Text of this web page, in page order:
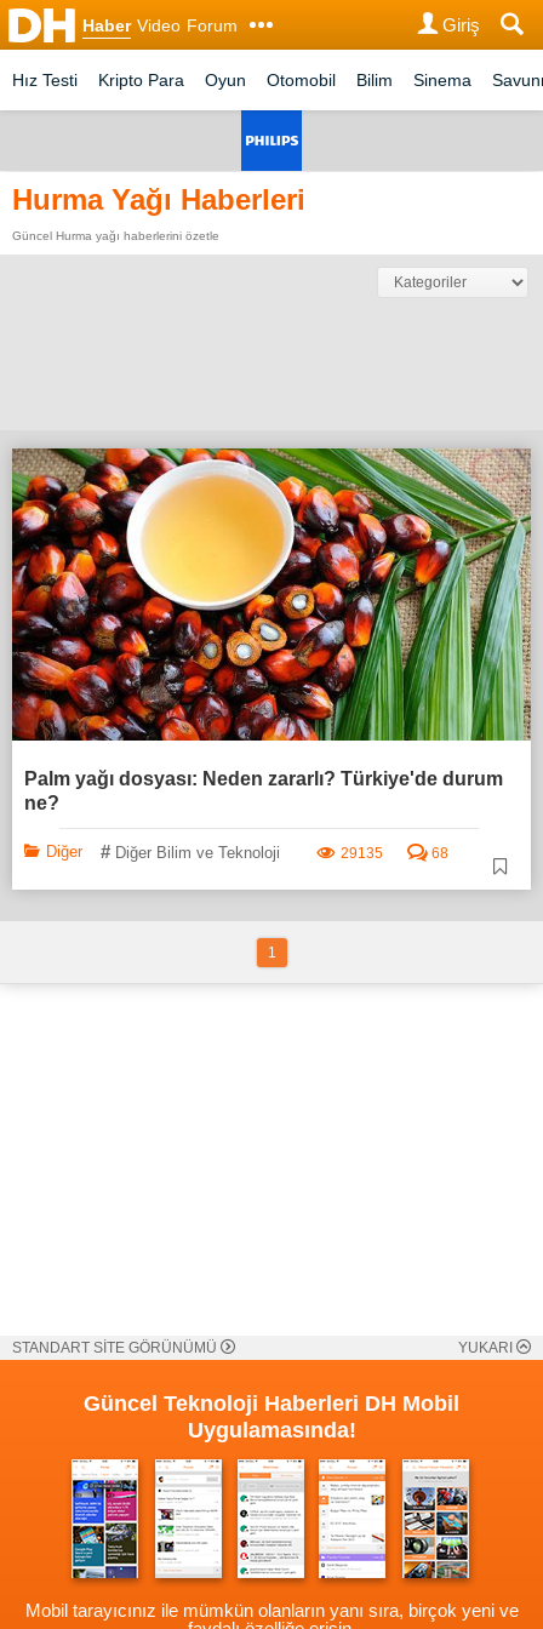
Haber Video Forum Giriş
Hız Testi Kripto Para Oyun Otomobil Bilim Sinema
Hurma Yağı Haberleri
Güncel Hurma yağı haberlerini özetle
Palm yağı dosyası: Neden zararlı? Türkiye'de durum
ne?
Diğer # Diğer Bilim ve Teknoloji 29135 68
1
STANDART SİTE GÖRÜNÜMÜ YUKARI
Güncel Teknoloji Haberleri DH Mobil
Uygulamasında!
Mobil tarayıcınız ile mümkün olanların yanı sıra, birçok yeni ve